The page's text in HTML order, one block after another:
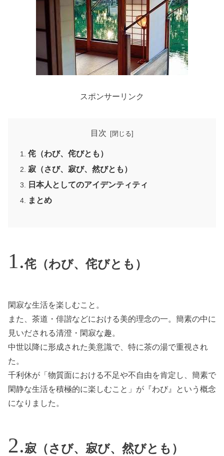
スポンサーリンク
目次
侘（わび、侘びとも）
寂（さび、寂び、然びとも）
日本人としてのアイデンティティ
まとめ
侘（わび、侘びとも）
閑寂な生活を楽しむこと。
また、茶道・俳諧などにおける美的理念の一。簡素の中に
見いだされる清澄・閑寂な趣。
中世以降に形成された美意識で、特に茶の湯で重視され
た。
千利休が「物質面における不足や不自由を肯定し、簡素で
閑静な生活を積極的に楽しむこと」が『わび』という概念
になりました。
寂（さび、寂び、然びとも）